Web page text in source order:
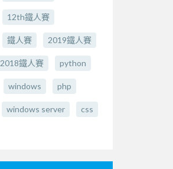
12th鐵人賽
鐵人賽 2019鐵人賽
2018鐵人賽 python
windows php
windows server css